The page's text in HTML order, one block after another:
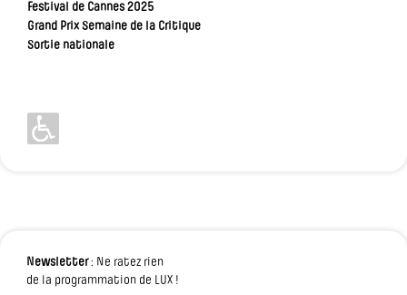
Festival de Cannes 2025
Grand Prix Semaine de la Critique
Sortie nationale
Newsletter: Ne ratez rien
de la programmation de LUX !